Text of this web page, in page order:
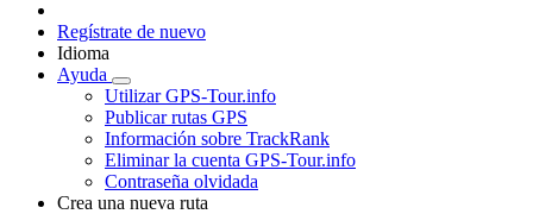
Regístrate de nuevo
Idioma
Ayuda
Utilizar GPS-Tour.info
Publicar rutas GPS
Información sobre TrackRank
Eliminar la cuenta GPS-Tour.info
Contraseña olvidada
Crea una nueva ruta